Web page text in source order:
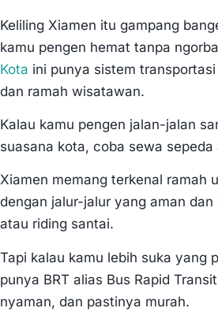
Keliling Xiamen itu gampang
kamu pengen hemat tanpa
Kota ini punya sistem
dan ramah wisatawan.
Kalau kamu pengen jalan-jalan
suasana kota, coba sewa
Xiamen memang terkenal ramah
dengan jalur-jalur yang aman
atau riding santai.
Tapi kalau kamu lebih suka yang
punya BRT alias Bus Rapid
nyaman, dan pastinya murah.